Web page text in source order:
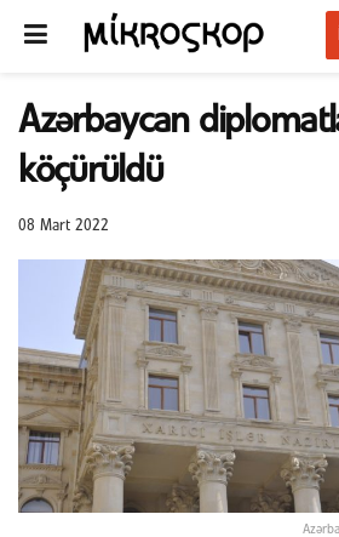
Azərbaycan
köçürüldü
08 Mart 2022